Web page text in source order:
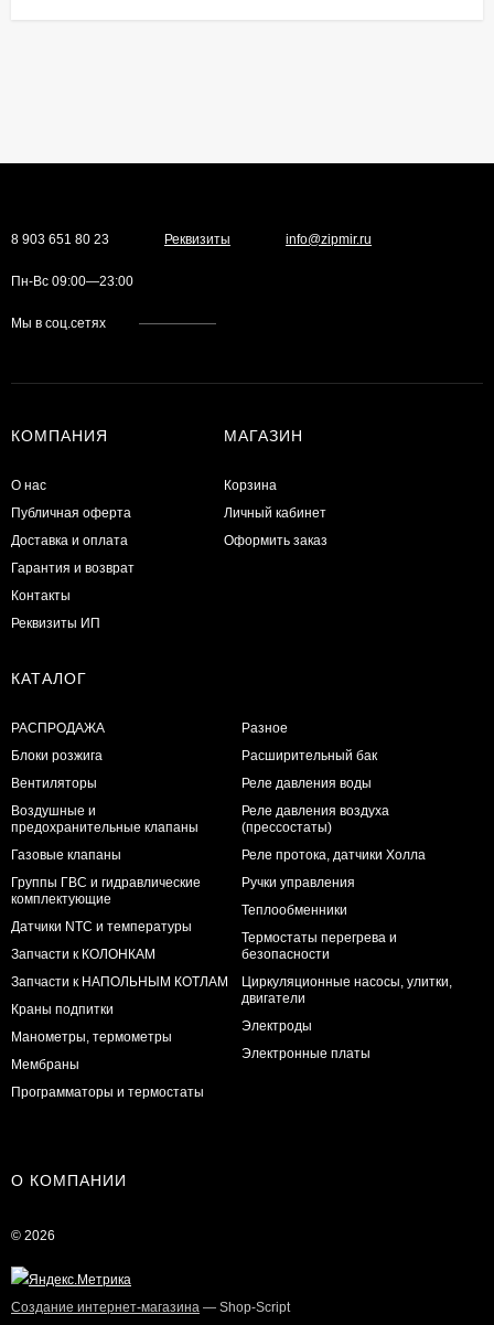
8 903 651 80 23 Реквизиты info@zipmir.ru
Пн-Вс 09:00—23:00
Мы в соц.сетях
КОМПАНИЯ
О нас
Публичная оферта
Доставка и оплата
Гарантия и возврат
Контакты
Реквизиты ИП
МАГАЗИН
Корзина
Личный кабинет
Оформить заказ
КАТАЛОГ
РАСПРОДАЖА
Блоки розжига
Вентиляторы
Воздушные и
предохранительные клапаны
Газовые клапаны
Группы ГВС и гидравлические
комплектующие
Датчики NTC и температуры
Запчасти к КОЛОНКАМ
Запчасти к НАПОЛЬНЫМ КОТЛАМ
Краны подпитки
Манометры, термометры
Мембраны
Программаторы и термостаты
Разное
Расширительный бак
Реле давления воды
Реле давления воздуха
(прессостаты)
Реле протока, датчики Холла
Ручки управления
Теплообменники
Термостаты перегрева и
безопасности
Циркуляционные насосы, улитки,
двигатели
Электроды
Электронные платы
О КОМПАНИИ
© 2026
Создание интернет-магазина — Shop-Script